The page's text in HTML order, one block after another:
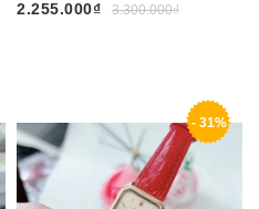
2.255.000₫
3.300.000₫
- 31%